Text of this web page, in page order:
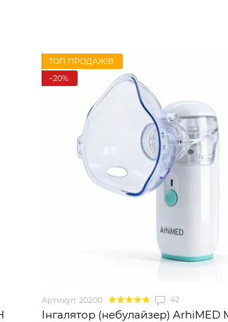
ТОП ПРОДАЖІВ
−20%
Артикул: 20200 42
Інгалятор (небулайзер) ArhiMED